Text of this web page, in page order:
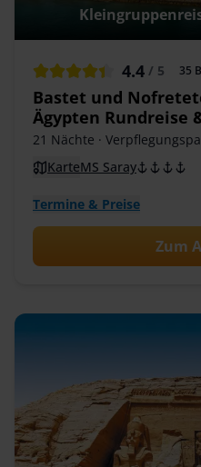
4.4 / 5 35
Bastet und
Ägypten Rundreise
21 Nächte ·
KarteMS Saray
Termine & Preise
Zum